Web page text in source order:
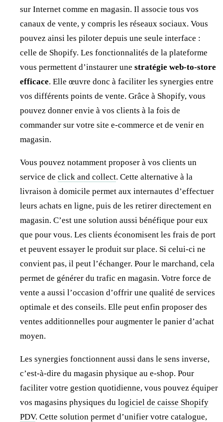
sur Internet comme en magasin. Il associe tous vos
canaux de vente, y compris les réseaux sociaux. Vous
pouvez ainsi les piloter depuis une seule interface :
celle de Shopify. Les fonctionnalités de la plateforme
vous permettent d’instaurer une stratégie web-to-store
efficace. Elle œuvre donc à faciliter les synergies entre
vos différents points de vente. Grâce à Shopify, vous
pouvez donner envie à vos clients à la fois de
commander sur votre site e-commerce et de venir en
magasin.
Vous pouvez notamment proposer à vos clients un
service de click and collect. Cette alternative à la
livraison à domicile permet aux internautes d’effectuer
leurs achats en ligne, puis de les retirer directement en
magasin. C’est une solution aussi bénéfique pour eux
que pour vous. Les clients économisent les frais de port
et peuvent essayer le produit sur place. Si celui-ci ne
convient pas, il peut l’échanger. Pour le marchand, cela
permet de générer du trafic en magasin. Votre force de
vente a aussi l’occasion d’offrir une qualité de services
optimale et des conseils. Elle peut enfin proposer des
ventes additionnelles pour augmenter le panier d’achat
moyen.
Les synergies fonctionnent aussi dans le sens inverse,
c’est-à-dire du magasin physique au e-shop. Pour
faciliter votre gestion quotidienne, vous pouvez équiper
vos magasins physiques du logiciel de caisse Shopify
PDV. Cette solution permet d’unifier votre catalogue,